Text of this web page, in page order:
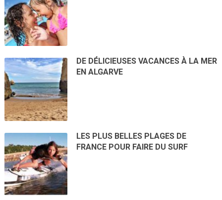
DE DÉLICIEUSES VACANCES À LA MER
EN ALGARVE
LES PLUS BELLES PLAGES DE
FRANCE POUR FAIRE DU SURF